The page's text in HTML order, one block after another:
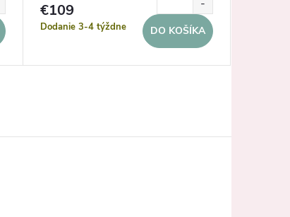
€109
Dodanie 3-4 týždne DO KOŠÍKA